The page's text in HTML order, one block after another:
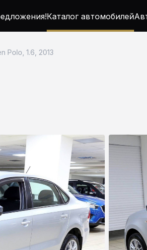
Каталог автомобилей
Polo, 1.6, 2013